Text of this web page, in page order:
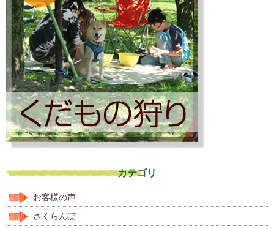
カテゴリ
お客様の声
さくらんぼ